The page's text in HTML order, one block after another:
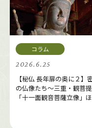
2026.6.25
【秘仏 長年扉の奥に２】
の仏像たち～三重・観菩
「十一面観音菩薩立像」